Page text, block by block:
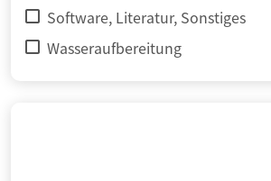
Software, Literatur, Sonstiges
Wasseraufbereitung